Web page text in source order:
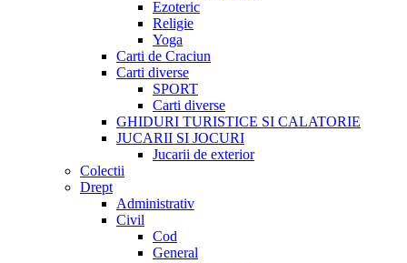
Ezoteric
Religie
Yoga
Carti de Craciun
Carti diverse
SPORT
Carti diverse
GHIDURI TURISTICE SI CALATORIE
JUCARII SI JOCURI
Jucarii de exterior
Colectii
Drept
Administrativ
Civil
Cod
General